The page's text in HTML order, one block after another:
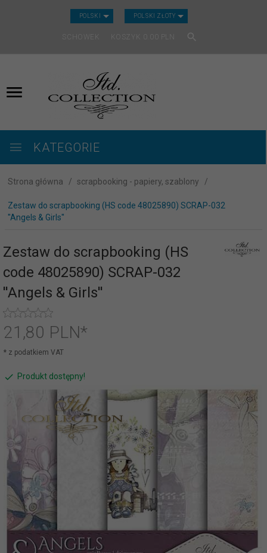
POLSKI CURRENCY_H
POLSKI ZŁOTY
SCHOWEK KOSZYK
KATEGORIE
Strona główna scrapbooking - papiery, szablony
Zestaw do scrapbooking (HS code 48025890) SCRAP-032
''Angels & Girls''
Zestaw do scrapbooking (HS
code 48025890) SCRAP-032
''Angels & Girls''
21,80 PLN*
* z podatkiem VAT
Produkt dostępny!